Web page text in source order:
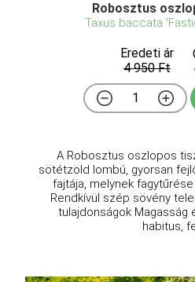
Robosztus
Taxus baccata
Eredeti ár
4 950 Ft
A Robosztus oszlopos
sötétzöld lombú, gyorsan
fajtája, melynek
Rendkívül szép sövény
tulajdonságok Magasság
habitus,